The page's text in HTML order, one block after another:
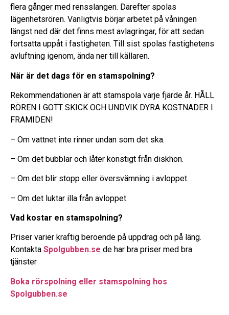
flera gånger med rensslangen. Därefter spolas
lägenhetsrören. Vanligtvis börjar arbetet på våningen
längst ned där det finns mest avlagringar, för att sedan
fortsatta uppåt i fastigheten. Till sist spolas fastighetens
avluftning igenom, ända ner till källaren.
När är det dags för en stamspolning?
Rekommendationen är att stamspola varje fjärde år. HÅLL
RÖREN I GOTT SKICK OCH UNDVIK DYRA KOSTNADER I
FRAMIDEN!
– Om vattnet inte rinner undan som det ska.
– Om det bubblar och låter konstigt från diskhon.
– Om det blir stopp eller översvämning i avloppet.
– Om det luktar illa från avloppet.
Vad kostar en stamspolning?
Priser varier kraftig beroende på uppdrag och på läng.
Kontakta Spolgubben.se de har bra priser med bra
tjänster
Boka rörspolning eller stamspolning hos
Spolgubben.se